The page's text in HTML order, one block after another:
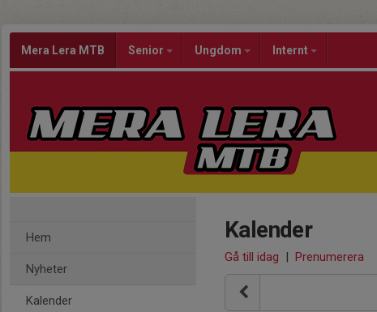
Mera Lera MTB Senior Ungdom Internt
Hem
Nyheter
Kalender
Kalender
Gå till idag | Prenumerera